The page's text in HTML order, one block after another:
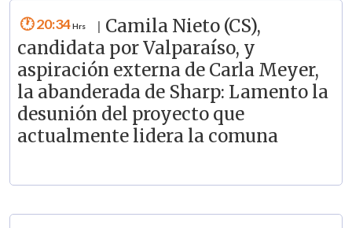
20:34
Camila Nieto (CS),
candidata por Valparaíso, y
aspiración externa de Carla Meyer,
la abanderada de Sharp: Lamento la
desunión del proyecto que
actualmente lidera la comuna